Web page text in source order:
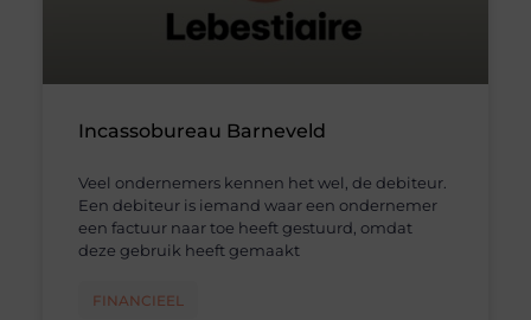
Incassobureau Barneveld
Veel ondernemers kennen het wel, de debiteur.
Een debiteur is iemand waar een ondernemer
een factuur naar toe heeft gestuurd, omdat
deze gebruik heeft gemaakt
FINANCIEEL